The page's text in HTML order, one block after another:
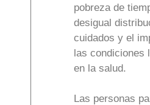
pobreza de
desigual
cuidados y el
las condiciones
en la salud.
Las personas